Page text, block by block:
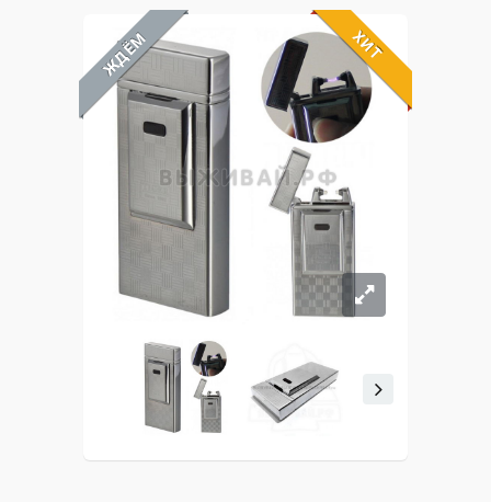
ЖДЁМ ХИТ